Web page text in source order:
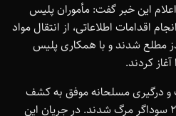
این خبر گفت: مأموران پلیس
اقدامات اطلاعاتی، از انتقال مواد
مطلع شدند و با همکاری پلیس
کردند.
طی ۲ عملیات و درگیری مسلحانه موفق به کشف
محموله مواد مخدر و دستگیری ۲ سوداگر مرگ شدند. در جریان این